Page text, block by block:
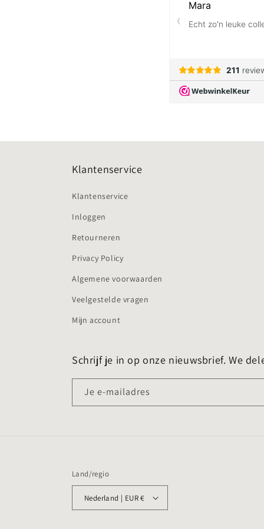
Klantenservice
Klantenservice
Inloggen
Retourneren
Privacy Policy
Algemene voorwaarden
Veelgestelde vragen
Mijn account
Schrijf je in op onze nieuwsbrief. We
Je e-mailadres
Land/regio
Nederland | EUR €